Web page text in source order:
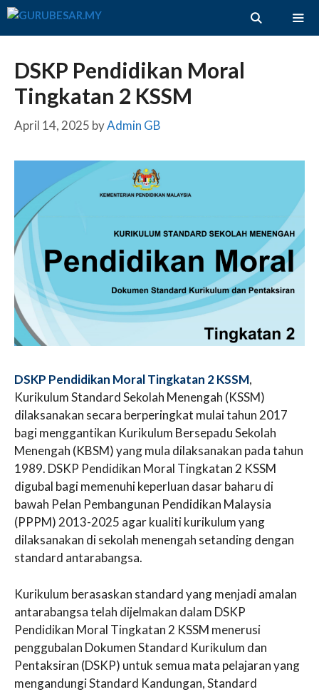
Skip
DSKP Pendidikan Moral
Tingkatan 2 KSSM
April 14, 2025 byAdmin GB
DSKP Pendidikan Moral Tingkatan 2 KSSM,
Kurikulum Standard Sekolah Menengah (KSSM)
dilaksanakan secara berperingkat mulai tahun 2017
bagi menggantikan Kurikulum Bersepadu Sekolah
Menengah (KBSM) yang mula dilaksanakan pada tahun
1989. DSKP Pendidikan Moral Tingkatan 2 KSSM
digubal bagi memenuhi keperluan dasar baharu di
bawah Pelan Pembangunan Pendidikan Malaysia
(PPPM) 2013-2025 agar kualiti kurikulum yang
dilaksanakan di sekolah menengah setanding dengan
standard antarabangsa.
Kurikulum berasaskan standard yang menjadi amalan
antarabangsa telah dijelmakan dalam DSKP
Pendidikan Moral Tingkatan 2 KSSM menerusi
penggubalan Dokumen Standard Kurikulum dan
Pentaksiran (DSKP) untuk semua mata pelajaran yang
mengandungi Standard Kandungan, Standard